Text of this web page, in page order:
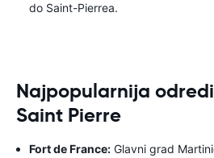
do Saint-Pierrea.
Najpopularnija
Saint Pierre
Fort de France: Glavni grad